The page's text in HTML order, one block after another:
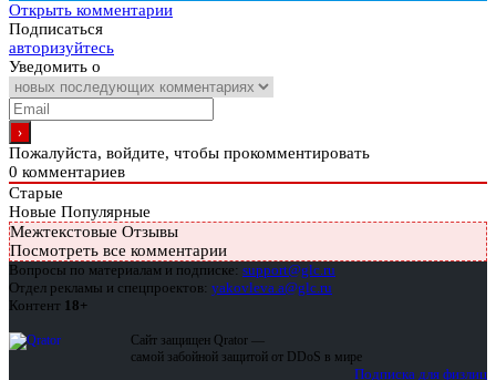
Открыть комментарии
Подписаться
авторизуйтесь
Уведомить о
Пожалуйста, войдите, чтобы прокомментировать
0 комментариев
Старые
Новые Популярные
Межтекстовые Отзывы
Посмотреть все комментарии
Вопросы по материалам и подписке: support@glc.ru
Отдел рекламы и спецпроектов: yakovleva.a@glc.ru
Контент 18+
Сайт защищен Qrator —
самой забойной защитой от DDoS в мире
Подписка для физлиц